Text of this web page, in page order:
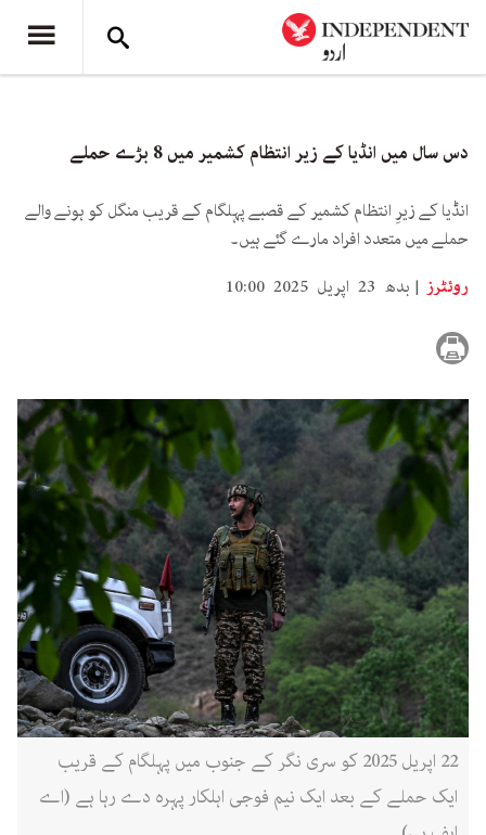
دس سال میں انڈیا کے زیر انتظام کشمیر میں 8 بڑے حملے
انڈیا کے زیرِ انتظام کشمیر کے قصبے پہلگام کے قریب منگل کو ہونے والے
حملے میں متعدد افراد مارے گئے ہیں۔
روئٹرز
بدھ 23 اپریل 2025 10:00
22 اپریل 2025 کو سری نگر کے جنوب میں پہلگام کے قریب
ایک حملے کے بعد ایک نیم فوجی اہلکار پہرہ دے رہا ہے (اے